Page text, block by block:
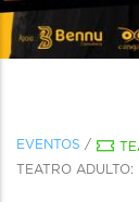
EVENTOS /
TEATRO ADULTO: